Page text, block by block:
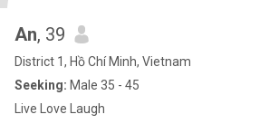
An, 39
District 1, Hồ Chí Minh, Vietnam
Seeking: Male 35 - 45
Live Love Laugh